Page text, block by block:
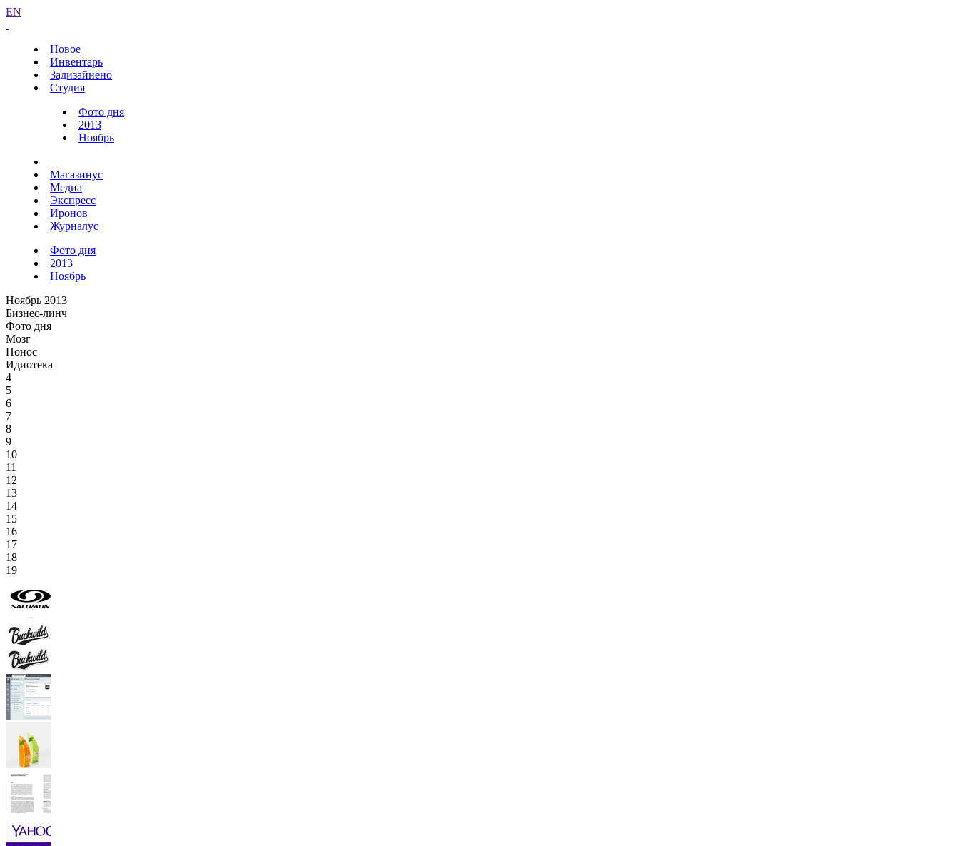
EN
Новое
Инвентарь
Задизайнено
Студия
Фото дня
2013
Ноябрь
Магазинус
Медиа
Экспресс
Иронов
Журналус
Фото дня
2013
Ноябрь
Ноябрь 2013
Бизнес-линч
Фото дня
Мозг
Понос
Идиотека
4
5
6
7
8
9
10
11
12
13
14
15
16
17
18
19